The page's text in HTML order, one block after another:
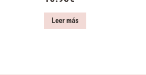
Leer más